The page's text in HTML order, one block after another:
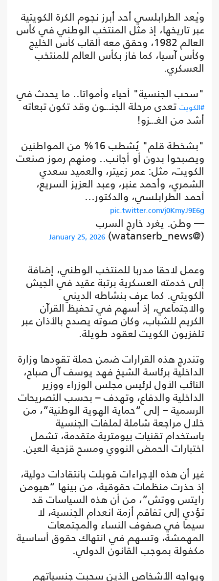
ويُعد الطرابلسي أحد أبرز نجوم الكرة الكويتية
عبر تاريخها، إذ مثل المنتخب الوطني في كأس
العالم 1982، وحقق معه ألقاب كأس الخليج
وكأس آسيا، كما فاز بكأس العالم للمنتخب
العسكري.
"سحب الجنسية" أحياء وأمواتا.. ما يحدث في
#الكويت تعدى مرحلة الجنـ.ـون وقد تكون تبعاته
أشد من الغـ.ـزو!
"بشخطة قلم" يُشطب 16% من المواطنين
ويصبحوا بدون أو أجانب.. ومنهم رموز صنعت
الكويت، مثل: عمر زعيتر، والعميد سعدي
الشمري، وأحمد عنبر، وعبد العزيز السريع،
أحمد الطرابلسي، والدكتور…
pic.twitter.com/j0KmyJ9E6g
— وطن. يغرد خارج السرب
(@watanserb_news)
January 25, 2026
وعمل لاحقا مدربا للمنتخب الوطني، إضافة
إلى خدمته العسكرية برتبة عقيد في الجيش
الكويتي. كما عرف بنشاطه الديني
والاجتماعي، إذ أسهم في تحفيظ القرآن
الكريم للشباب، وكان صوته يصدح بالأذان عبر
تلفزيون الكويت لعقود طويلة.
وتندرج هذه القرارات ضمن حملة تقودها وزارة
الداخلية برئاسة الشيخ فهد يوسف آل صباح،
النائب الأول لرئيس مجلس الوزراء ووزير
الداخلية والدفاع، وتهدف – بحسب التصريحات
الرسمية – إلى “حماية الهوية الوطنية”، من
خلال مراجعة شاملة لملفات الجنسية
باستخدام تقنيات بيومترية متقدمة، تشمل
اختبارات الحمض النووي ومسح قزحية العين.
غير أن هذه الإجراءات قوبلت بانتقادات دولية،
إذ حذرت منظمات حقوقية، من بينها “هيومن
رايتس ووتش”، من أن هذه السياسات قد
تؤدي إلى تفاقم أزمة انعدام الجنسية، لا
سيما في صفوف النساء والمجتمعات
المهمشة، وتسهم في انتهاك حقوق أساسية
مكفولة بموجب القانون الدولي.
ويواجه الأشخاص الذين سحبت جنسياتهم